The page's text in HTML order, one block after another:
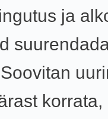
ja
korrata,